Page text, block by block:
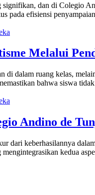
dan di Colegio
pada efisiensi
Melalui
di dalam ruang kelas,
bahwa siswa
Andino de
dari keberhasilannya
kedua